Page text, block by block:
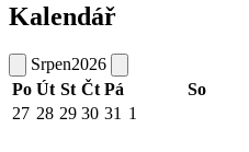
Kalendář
Srpen2026
Po Út St Čt Pá So
27 28 29 30 31 1